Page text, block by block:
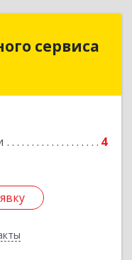
сервиса
4
сервиса
ул.Советская